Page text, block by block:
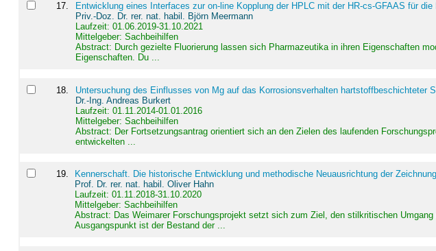
17.
Entwicklung eines Interfaces zur on-line Kopplung der HPLC mit der HR-cs-GFAAS für
Priv.-Doz. Dr. rer. nat. habil. Björn Meermann
Laufzeit: 01.06.2019-31.10.2021
Mittelgeber: Sachbeihilfen
Abstract: Durch gezielte Fluorierung lassen sich Pharmazeutika in ihren Eigenschaften
Eigenschaften. Du ...
18
Untersuchung des Einflusses von Mg auf das Korrosionsverhalten hartstoffbeschichteter
Dr.-Ing. Andreas Burkert
Laufzeit: 01.11.2014-01.01.2016
Mittelgeber: Sachbeihilfen
Abstract: Der Fortsetzungsantrag orientiert sich an den Zielen des laufenden
entwickelten ...
19.
Kennerschaft. Die historische Entwicklung und methodische Neuausrichtung der
Prof. Dr. rer. nat. habil. Oliver Hahn
Laufzeit: 01.11.2018-31.10.2020
Mittelgeber: Sachbeihilfen
Abstract: Das Weimarer Forschungsprojekt setzt sich zum Ziel, den stilkritischen
Ausgangspunkt ist der Bestand der ...